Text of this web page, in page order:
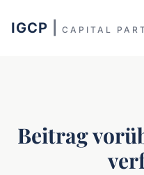
IGCP CAPITAL
Beitrag